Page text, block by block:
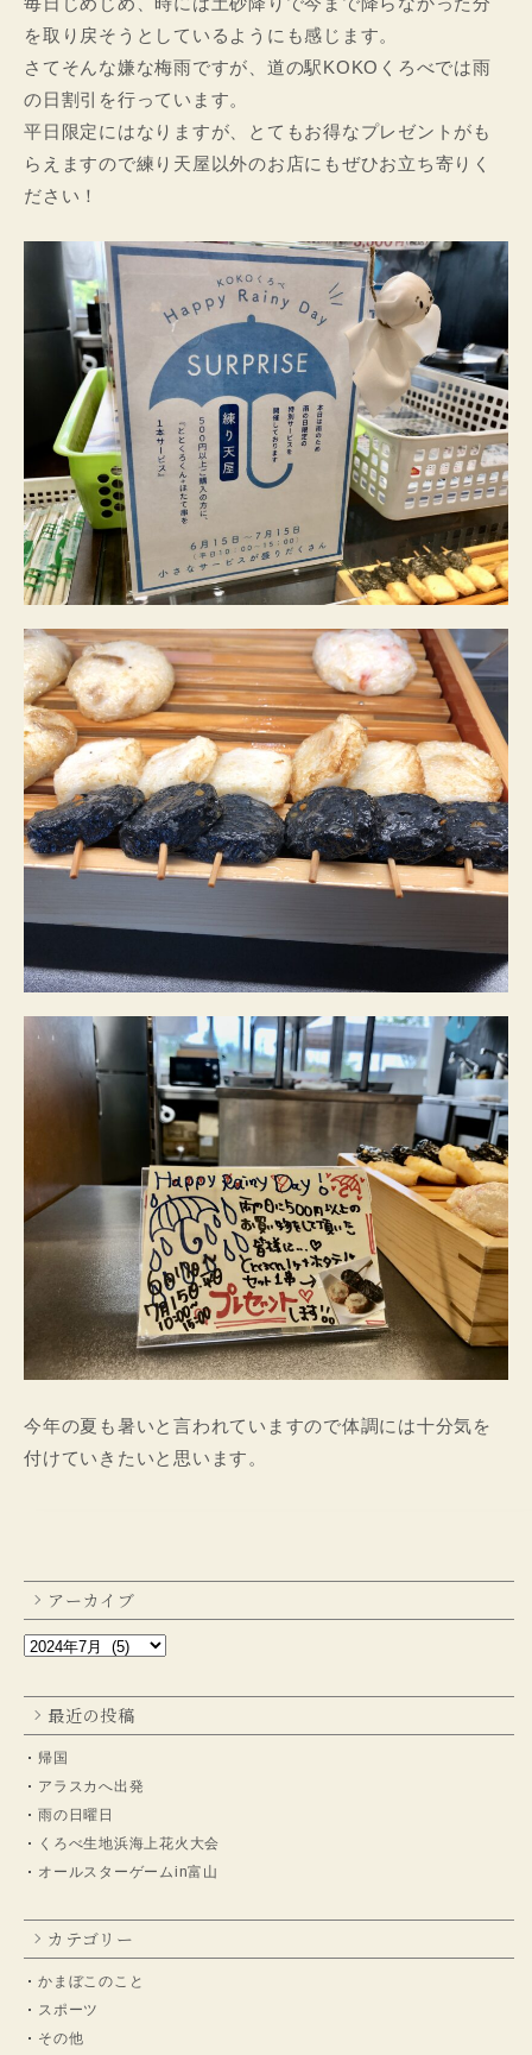
を取り戻そうとしているようにも感じます。
さてそんな嫌な梅雨ですが、道の駅KOKOくろべでは雨
の日割引を行っています。
平日限定にはなりますが、とてもお得なプレゼントがも
らえますので練り天屋以外のお店にもぜひお立ち寄りく
ださい！
今年の夏も暑いと言われていますので体調には十分気を
付けていきたいと思います。
アーカイブ
最近の投稿
帰国
アラスカへ出発
雨の日曜日
くろべ生地浜海上花火大会
オールスターゲームin富山
カテゴリー
かまぼこのこと
スポーツ
その他